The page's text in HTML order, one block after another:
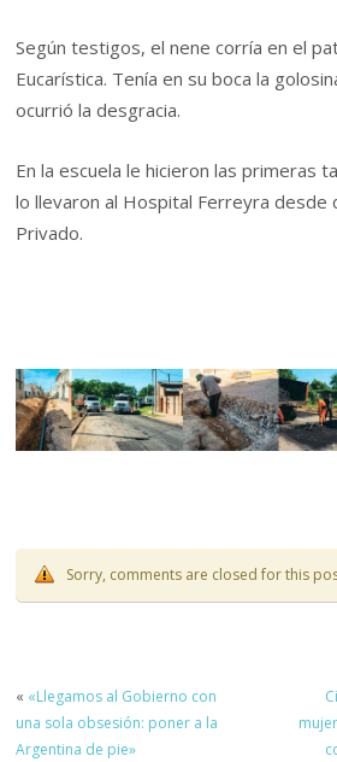
Según testigos, el nene corría en el
Eucarística. Tenía en su boca la
ocurrió la desgracia.
En la escuela le hicieron las primeras
lo llevaron al Hospital Ferreyra desde
Privado.
Sorry, comments are closed for this
« «Llegamos al Gobierno con
una sola obsesión: poner a la
Argentina de pie»